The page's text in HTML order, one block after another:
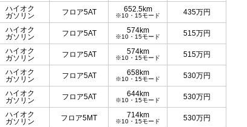
ハイオク
ガソリン
フロア5AT 652.5km
※10・15モード 435万円
ハイオク
ガソリン
フロア5AT 574km
※10・15モード 515万円
ハイオク
ガソリン
フロア5AT 574km
※10・15モード 515万円
ハイオク
ガソリン
フロア5AT 658km
※10・15モード 530万円
ハイオク
ガソリン
フロア5AT 644km
※10・15モード 530万円
ハイオク
ガソリン
フロア5MT 714km
※10・15モード 530万円